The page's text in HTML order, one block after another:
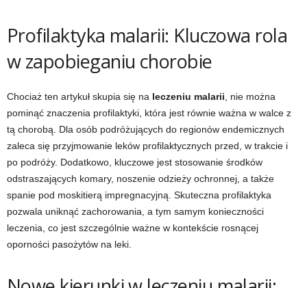
Profilaktyka malarii: Kluczowa rola
w zapobieganiu chorobie
Chociaż ten artykuł skupia się na leczeniu malarii , nie można
pominąć znaczenia profilaktyki, która jest równie ważna w walce z
tą chorobą. Dla osób podróżujących do regionów endemicznych
zaleca się przyjmowanie leków profilaktycznych przed, w trakcie i
po podróży. Dodatkowo, kluczowe jest stosowanie środków
odstraszających komary, noszenie odzieży ochronnej, a także
spanie pod moskitierą impregnacyjną. Skuteczna profilaktyka
pozwala uniknąć zachorowania, a tym samym konieczności
leczenia, co jest szczególnie ważne w kontekście rosnącej
oporności pasożytów na leki.